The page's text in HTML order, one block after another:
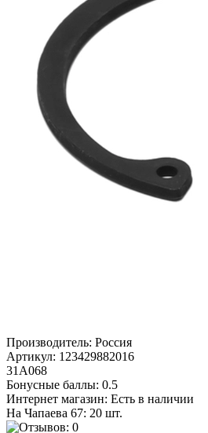
Производитель: Россия
Артикул: 123429882016
31А068
Бонусные баллы: 0.5
Интернет магазин: Есть в наличии
На Чапаева 67: 20 шт.